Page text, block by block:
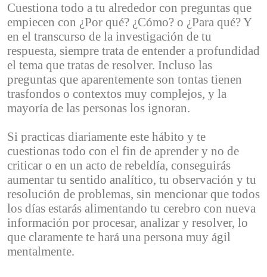
Cuestiona todo a tu alrededor con preguntas que
empiecen con ¿Por qué? ¿Cómo? o ¿Para qué? Y
en el transcurso de la investigación de tu
respuesta, siempre trata de entender a profundidad
el tema que tratas de resolver. Incluso las
preguntas que aparentemente son tontas tienen
trasfondos o contextos muy complejos, y la
mayoría de las personas los ignoran.
Si practicas diariamente este hábito y te
cuestionas todo con el fin de aprender y no de
criticar o en un acto de rebeldía, conseguirás
aumentar tu sentido analítico, tu observación y tu
resolución de problemas, sin mencionar que todos
los días estarás alimentando tu cerebro con nueva
información por procesar, analizar y resolver, lo
que claramente te hará una persona muy ágil
mentalmente.